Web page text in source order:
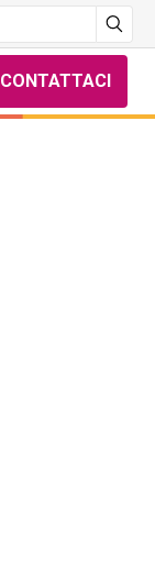
CONTATTACI